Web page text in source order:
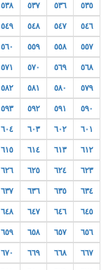
٥٣٥ ٥٣٦ ٥٣٧ ٥٣٨
٥٤٦ ٥٤٧ ٥٤٨ ٥٤٩
٥٥٧ ٥٥٨ ٥٥٩ ٥٦٠
٥٦٨ ٥٦٩ ٥٧٠ ٥٧١
٥٧٩ ٥٨٠ ٥٨١ ٥٨٢
٥٩٠ ٥٩١ ٥٩٢ ٥٩٣
٦٠١ ٦٠٢ ٦٠٣ ٦٠٤
٦١٢ ٦١٣ ٦١٤ ٦١٥
٦٢٣ ٦٢٤ ٦٢٥ ٦٢٦
٦٣٤ ٦٣٥ ٦٣٦ ٦٣٧
٦٤٥ ٦٤٦ ٦٤٧ ٦٤٨
٦٥٦ ٦٥٧ ٦٥٨ ٦٥٩
٦٦٧ ٦٦٨ ٦٦٩ ٦٧٠